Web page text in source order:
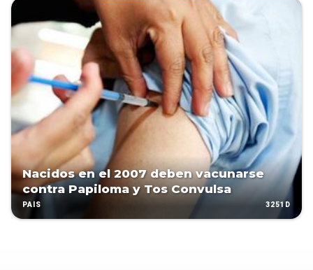
Nacidos en el 2007 deben vacunarse
contra Papiloma y Tos Convulsa
PAÍS 3251D